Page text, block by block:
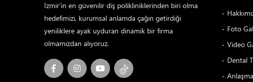
İzmir’in en güvenilir diş polikliniklerinden biri olma
hedefimizi, kurumsal anlamda çağın getirdiği
yeniliklere ayak uyduran dinamik bir firma
olmamızdan alıyoruz.
Foto
Video
Dental